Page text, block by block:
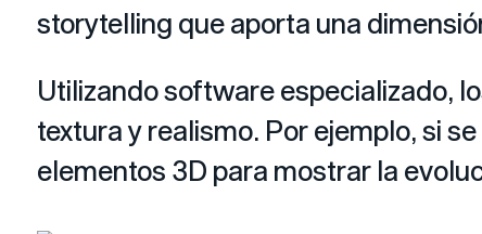
storytelling que aporta una
Utilizando software especializado,
textura y realismo. Por ejemplo, si
elementos 3D para mostrar la